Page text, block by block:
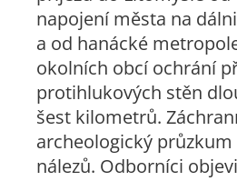
napojení města na
a od hanácké
okolních obcí ochrání
protihlukových stěn
šest kilometrů.
archeologický
nálezů. Odborníci